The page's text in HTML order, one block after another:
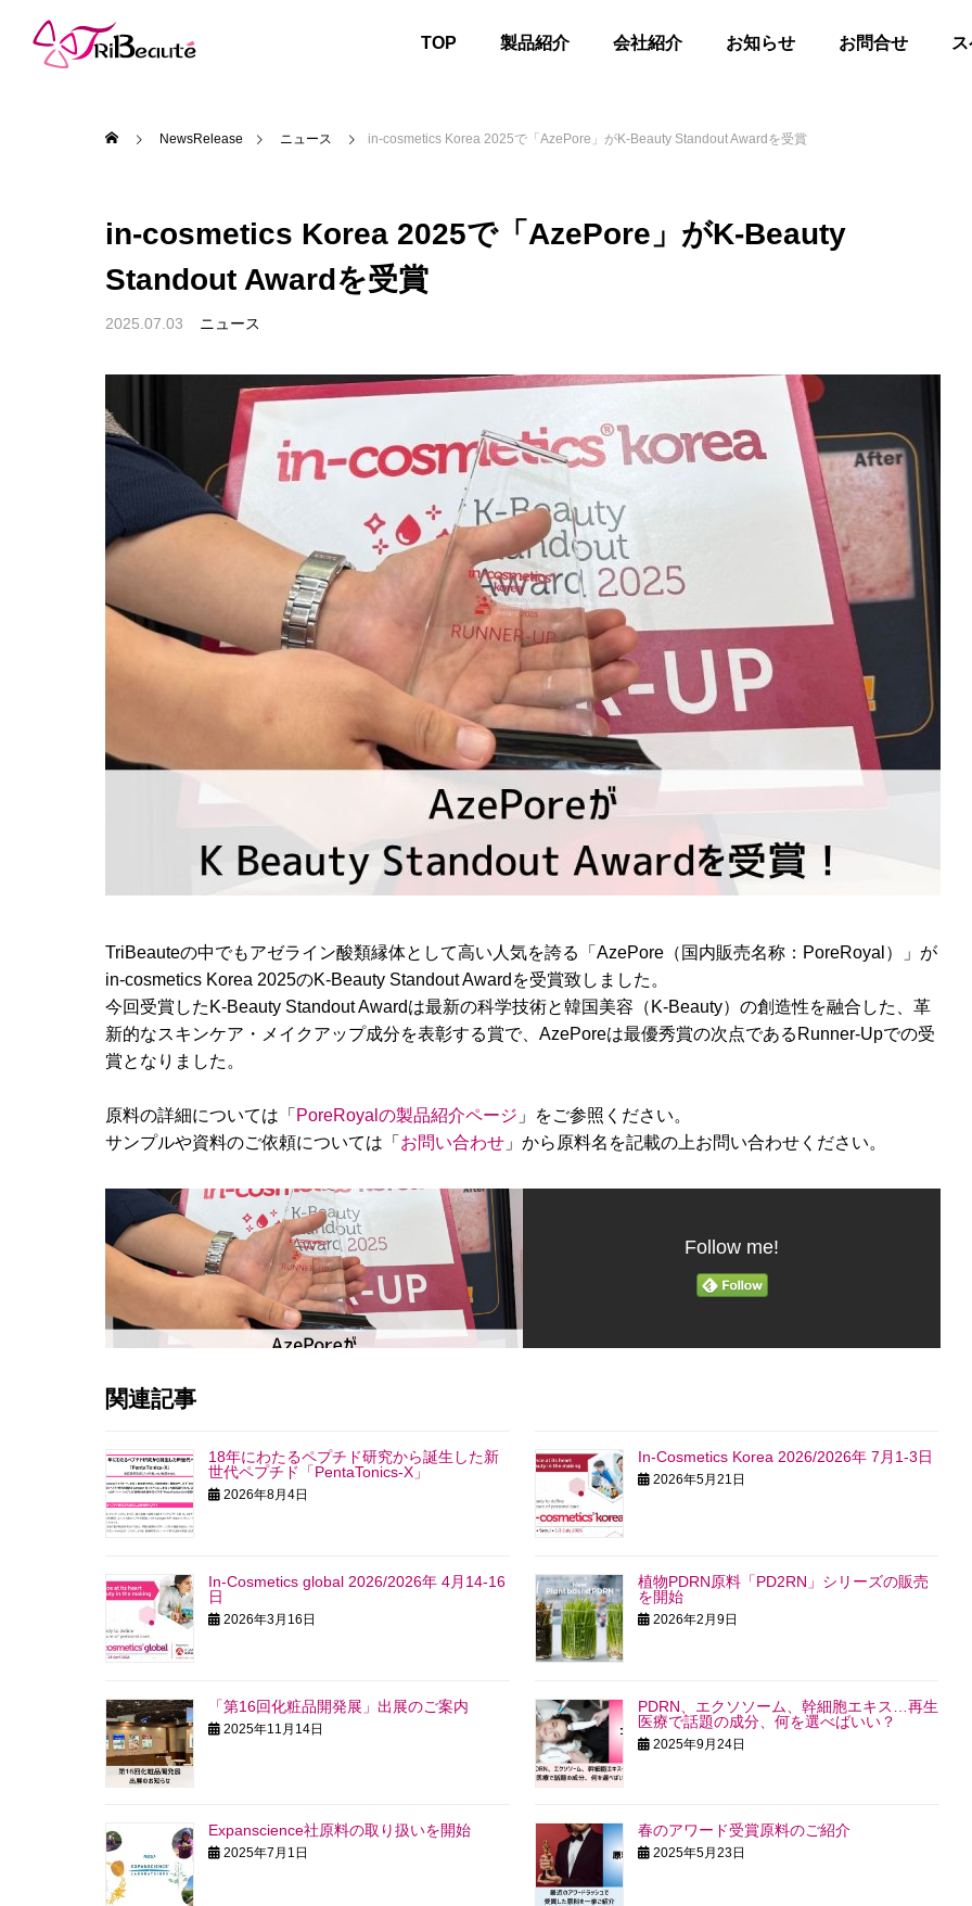
TOP 製品紹介 会社紹介 お知らせ お問合せ
NewsRelease ニュース in-cosmetics Korea 2025で「AzePore」がK‑Beauty Standout Awardを受賞
in-cosmetics Korea 2025で「AzePore」がK‑Beauty
Standout Awardを受賞
2025.07.03 ニュース
TriBeauteの中でもアゼライン酸類縁体として高い人気を誇る「AzePore（国内販売名称：PoreRoyal）」が
in-cosmetics Korea 2025のK-Beauty Standout Awardを受賞致しました。
今回受賞したK-Beauty Standout Awardは最新の科学技術と韓国美容（K‑Beauty）の創造性を融合した、革
新的なスキンケア・メイクアップ成分を表彰する賞で、AzePoreは最優秀賞の次点であるRunner‑Upでの受
賞となりました。
原料の詳細については「 PoreRoyalの製品紹介ページ 」をご参照ください。
サンプルや資料のご依頼については「 お問い合わせ 」から原料名を記載の上お問い合わせください。
Follow me!
関連記事
18年にわたるペプチド研究から誕生した新
世代ペプチド「PentaTonics-X」
2026年8月4日
In-Cosmetics Korea 2026/2026年 7月1-3日
2026年5月21日
In-Cosmetics global 2026/2026年 4月14-16
日
2026年3月16日
植物PDRN原料「PD2RN」シリーズの販売
を開始
2026年2月9日
「第16回化粧品開発展」出展のご案内
2025年11月14日
PDRN、エクソソーム、幹細胞エキス…再生
医療で話題の成分、何を選べばいい？
2025年9月24日
Expanscience社原料の取り扱いを開始
2025年7月1日
春のアワード受賞原料のご紹介
2025年5月23日